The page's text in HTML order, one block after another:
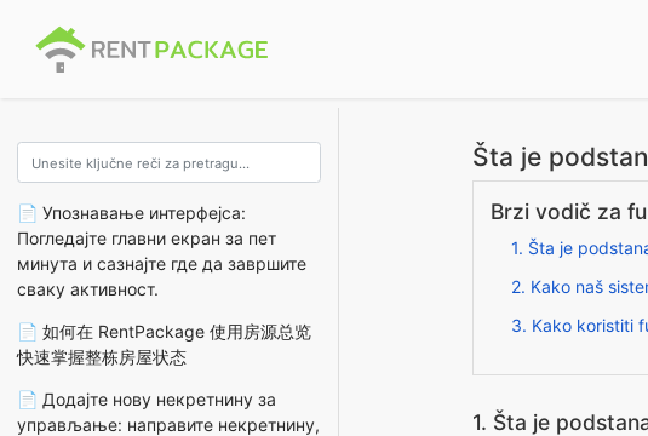
📄 Упознавање интерфејса:
Погледајте главни екран за пет
минута и сазнајте где да завршите
сваку активност.
📄 如何在 RentPackage 使用房源总览
快速掌握整栋房屋状态
📄 Додајте нову некретнину за
управљање: направите некретнину,
Šta je
Brzi vodič za
1. Šta je
2. Kako naš
3. Kako koristiti
1. Šta je